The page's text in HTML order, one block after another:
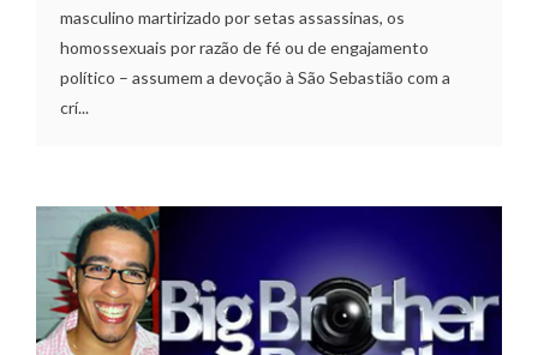
masculino martirizado por setas assassinas, os
homossexuais por razão de fé ou de engajamento
político – assumem a devoção à São Sebastião com a
crí...